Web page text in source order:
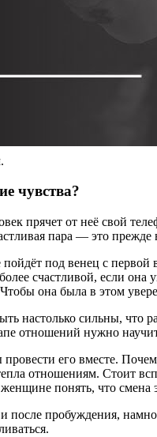
чувства?
прячет от неё свой
пара — это прежде
под венец с
счастливой, если
она была в этом
настолько сильны, что
отношений нужно
его вместе.
отношениям. Стоит
понять, что смена
пробуждения,